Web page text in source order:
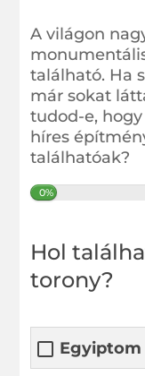
A világon
található. Ha
már sokat
tudod-e,
híres
találhatóak?
0%
Hol
torony?
Egyiptom